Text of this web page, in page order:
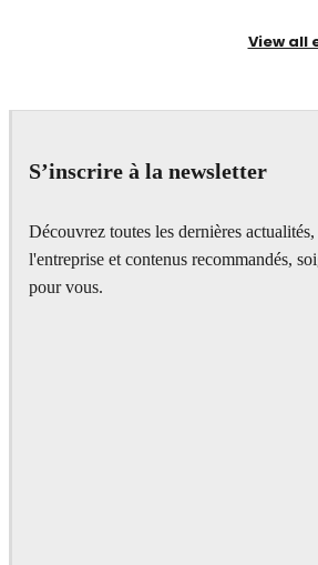
View all
S’inscrire à la newsletter
Découvrez toutes les dernières
l'entreprise et contenus recommandés,
pour vous.